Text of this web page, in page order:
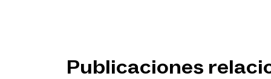
Publicaciones